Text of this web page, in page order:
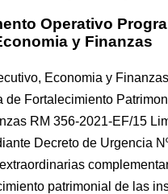
Operativo
y Finanzas
Economia y
de Fortalecimiento
RM 356-2021-EF/15
Decreto de Urgencia
patrimonial de las